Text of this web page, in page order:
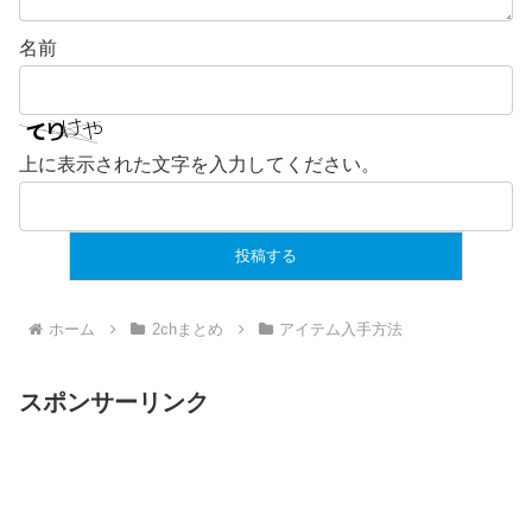
名前
上に表示された文字を入力してください。
ホーム 2chまとめ アイテム入手方法
スポンサーリンク